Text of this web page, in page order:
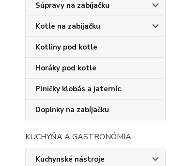
Súpravy na zabíjačku
Kotle na zabíjačku
Kotliny pod kotle
Horáky pod kotle
Plničky klobás a jaterníc
Doplnky na zabíjačku
KUCHYŇA A GASTRONÓMIA
Kuchynské nástroje